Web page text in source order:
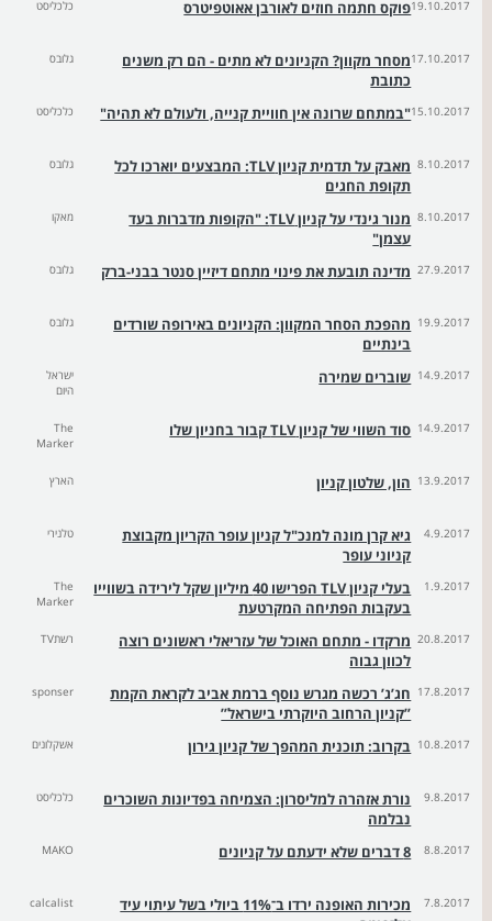
19.10.2017פוקס חתמה חוזים לאורבן אאוטפיטרס כלכליסט
17.10.2017מסחר מקוון? הקניונים לא מתים - הם רק משנים
כתובת
גלובס
15.10.2017"במתחם שרונה אין חוויית קנייה, ולעולם לא תהיה" כלכליסט
8.10.2017
מאבק על תדמית קניון TLV: המבצעים יוארכו לכל
תקופת החגים
גלובס
8.10.2017
מנור גינדי על קניון TLV: "הקופות מדברות בעד
עצמן"
מאקו
27.9.2017 מדינה תובעת את פינוי מתחם דיזיין סנטר בבני-ברק גלובס
19.9.2017 מהפכת הסחר המקוון: הקניונים באירופה שורדים
בינתיים
גלובס
14.9.2017 שוברים שמירה
ישראל
היום
14.9.2017 סוד השווי של קניון TLV קבור בחניון שלו
The
Marker
13.9.2017 הון, שלטון קניון הארץ
4.9.2017
גיא קרן מונה למנכ"ל קניון עופר הקריון מקבוצת
קניוני עופר
טלנירי
1.9.2017
בעלי קניון TLV הפרישו 40 מיליון שקל לירידה בשווייו
בעקבות הפתיחה המקרטעת
The
Marker
20.8.2017 מרקדו - מתחם האוכל של עזריאלי ראשונים רוצה
לכוון גבוה
רשתTV
17.8.2017 חג’ג’ רכשה מגרש נוסף ברמת אביב לקראת הקמת
”קניון הרחוב היוקרתי בישראל”
sponser
10.8.2017 בקרוב: תוכנית המהפך של קניון גירון אשקלונים
9.8.2017
נורת אזהרה למליסרון: הצמיחה בפדיונות השוכרים
נבלמה
כלכליסט
8.8.2017 8 דברים שלא ידעתם על קניונים MAKO
7.8.2017
מכירות האופנה ירדו ב־11% ביולי בשל עיתוי עיד
calcalist